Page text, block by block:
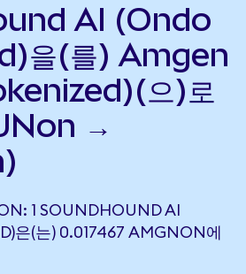
AI (Ondo
을(를) Amgen
으)로
→
1 SOUNDHOUND AI
은(는) 0.017467 AMGNON에